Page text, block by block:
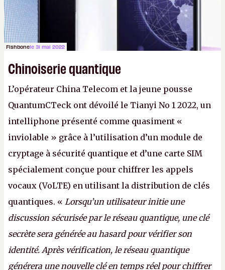
Fishbonele 31 mai 2022
Chinoiserie quantique
L’opérateur China Telecom et la jeune pousse
QuantumCTeck ont dévoilé le Tianyi No 1 2022, un
intelliphone présenté comme quasiment «
inviolable » grâce à l’utilisation d’un module de
cryptage à sécurité quantique et d’une carte SIM
spécialement conçue pour chiffrer les appels
vocaux (VoLTE) en utilisant la distribution de clés
quantiques. « Lorsqu’un utilisateur initie une
discussion sécurisée par le réseau quantique, une clé
secrète sera générée au hasard pour vérifier son
identité. Après vérification, le réseau quantique
générera une nouvelle clé en temps réel pour chiffrer